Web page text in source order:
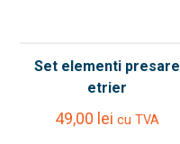
Set elementi presare
etrier
49,00 lei cu TVA